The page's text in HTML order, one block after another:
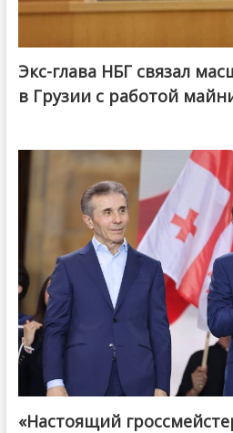
Экс-глава НБГ связал
в Грузии с работой
@ქართული ოცნება / Georgian
«Настоящий